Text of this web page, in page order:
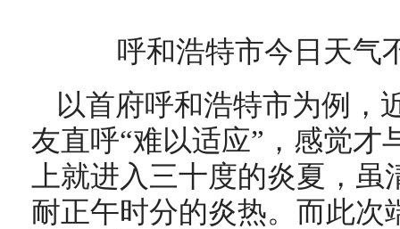
呼和浩特市今日天气
以首府呼和浩特市为例，
友直呼“难以适应”，感觉才
上就进入三十度的炎夏，
耐正午时分的炎热。而此次